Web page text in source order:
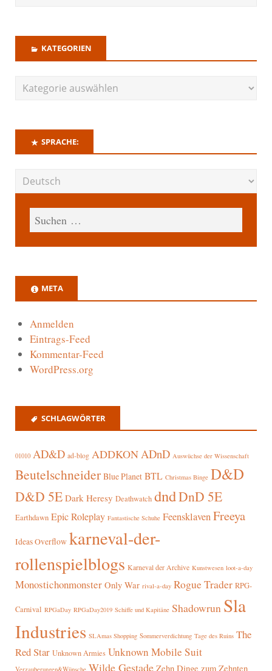
KATEGORIEN
SPRACHE:
META
Anmelden
Eintrags-Feed
Kommentar-Feed
WordPress.org
SCHLAGWÖRTER
01010 AD&D ad-blog ADDKONADnD Auswüchse der Wissenschaft
Beutelschneider Blue Planet BTL Christmas Binge D&D
D&D 5E Dark Heresy Deathwatch dndDnD 5E
Earthdawn Epic Roleplay Fantastische Schuhe FeensklavenFreeya
Ideas Overflow karneval-der-
rollenspielblogs Karneval der Archive Kunstwesen loot-a-day
Monostichonmonster Only War rival-a-day Rogue Trader RPG-
Carnival RPGaDay RPGaDay2019 Schiffe und Kapitäne Shadowrun Sla
Industries SLAmas Shopping Sommerverdichtung Tage des Ruins The
Red Star Unknown Armies Unknown Mobile Suit
Verzauberungen&Wünsche Wilde Gestade Zehn Dinge zum Zehnten